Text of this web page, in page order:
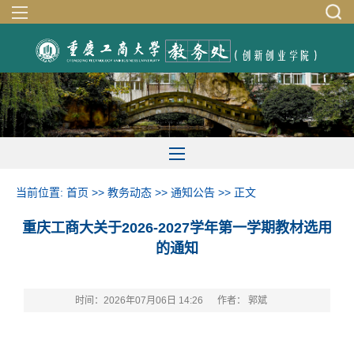
当前位置: 首页 >> 教务动态 >> 通知公告 >> 正文
重庆工商大关于2026-2027学年第一学期教材选用
的通知
时间：2026年07月06日 14:26 作者： 郭斌